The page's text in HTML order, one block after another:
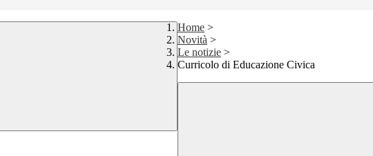
Home >
Novità >
Le notizie >
Curricolo di Educazione Civica